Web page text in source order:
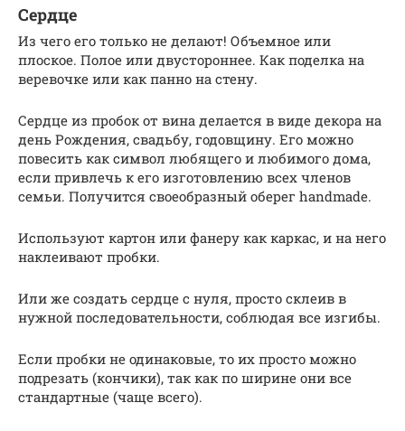
Сердце
Из чего его только не делают! Объемное или
плоское. Полое или двустороннее. Как поделка на
веревочке или как панно на стену.
Сердце из пробок от вина делается в виде декора на
день Рождения, свадьбу, годовщину. Его можно
повесить как символ любящего и любимого дома,
если привлечь к его изготовлению всех членов
семьи. Получится своеобразный оберег handmade.
Используют картон или фанеру как каркас, и на него
наклеивают пробки.
Или же создать сердце с нуля, просто склеив в
нужной последовательности, соблюдая все изгибы.
Если пробки не одинаковые, то их просто можно
подрезать (кончики), так как по ширине они все
стандартные (чаще всего).